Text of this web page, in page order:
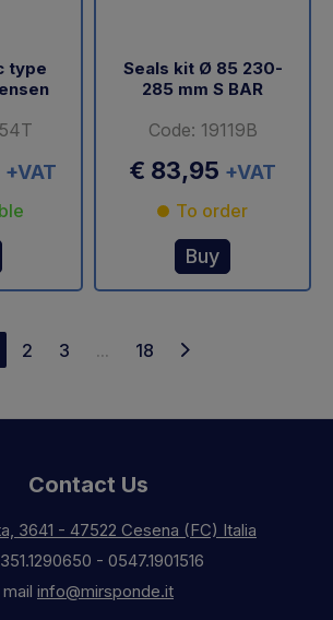
type
+VAT
Seals kit Ø 85 230-
285 mm S BAR
Code: 19119B
€ 83,95 +VAT
To order
Buy
2 3 ... 18
Contact Us
3641 - 47522 Cesena (FC) Italia
351.1290650 - 0547.1901516
mail info@mirsponde.it